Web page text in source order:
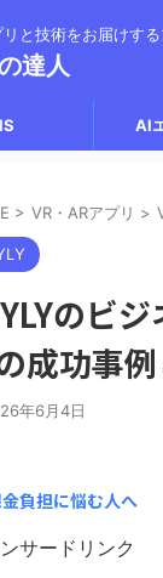
と技術をお届けす
達人
AI
> VR・ARアプリ >
のビ
成功事
年6月4日
負担に悩む人へ
サードリンク